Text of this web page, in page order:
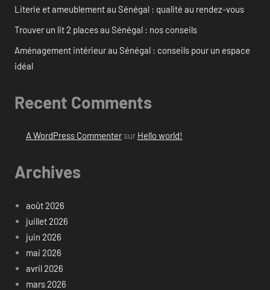
Literie et ameublement au Sénégal : qualité au rendez-vous
Trouver un lit 2 places au Sénégal : nos conseils
Aménagement intérieur au Sénégal : conseils pour un espace
idéal
Recent Comments
A WordPress Commentersur Hello world!
Archives
août 2026
juillet 2026
juin 2026
mai 2026
avril 2026
mars 2026